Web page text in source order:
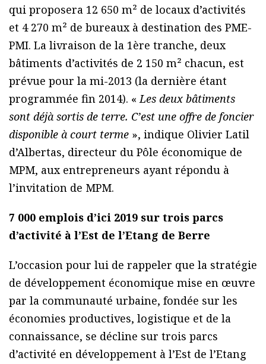
qui proposera 12 650 m² de locaux d’activités
et 4 270 m² de bureaux à destination des PME-
PMI. La livraison de la 1ère tranche, deux
bâtiments d’activités de 2 150 m² chacun, est
prévue pour la mi-2013 (la dernière étant
programmée fin 2014). «Les deux bâtiments
sont déjà sortis de terre. C’est une offre de foncier
disponible à court terme », indique Olivier Latil
d’Albertas, directeur du Pôle économique de
MPM, aux entrepreneurs ayant répondu à
l’invitation de MPM.
7 000 emplois d’ici 2019 sur trois parcs
d’activité à l’Est de l’Etang de Berre
L’occasion pour lui de rappeler que la stratégie
de développement économique mise en œuvre
par la communauté urbaine, fondée sur les
économies productives, logistique et de la
connaissance, se décline sur trois parcs
d’activité en développement à l’Est de l’Etang